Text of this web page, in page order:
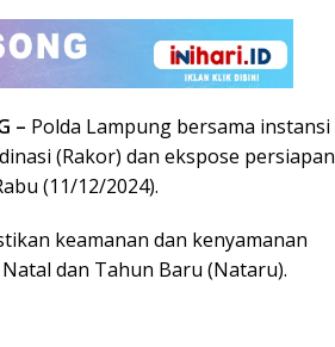
– Polda Lampung bersama instansi
(Rakor) dan ekspose persiapan
(11/12/2024).
keamanan dan kenyamanan
dan Tahun Baru (Nataru).